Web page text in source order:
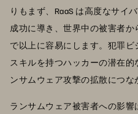
りもまず、RaaS は高度なサイ
成功に導き、世界中の被害者
で以上に容易にします。犯罪
スキルを持つハッカーの潜在
ンサムウェア攻撃の拡散につな
ランサムウェア被害者への影響